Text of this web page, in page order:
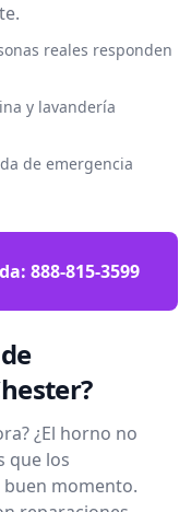
reales responden
y lavandería
de emergencia
888-815-3599
¿El horno no
que los
momento.